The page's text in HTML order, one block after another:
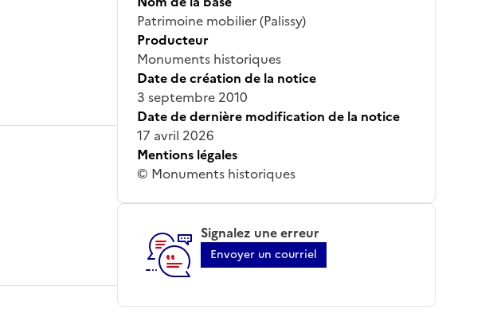
Patrimoine mobilier (Palissy)
Producteur
Monuments historiques
Date de création de la notice
3 septembre 2010
Date de dernière modification de la notice
17 avril 2026
Mentions légales
© Monuments historiques
Signalez une erreur
Envoyer un courriel